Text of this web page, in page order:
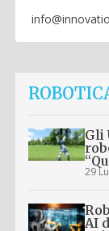
Gli
29
AI